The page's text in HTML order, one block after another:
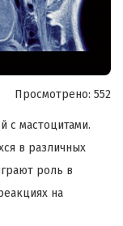
Просмотрено: 552
с мастоцитами.
в различных
роль в
на